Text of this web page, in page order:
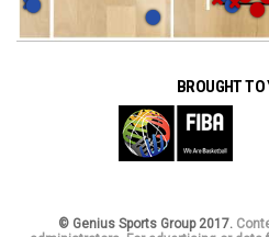
BROUGHT TO
© Genius Sports Group 2017.